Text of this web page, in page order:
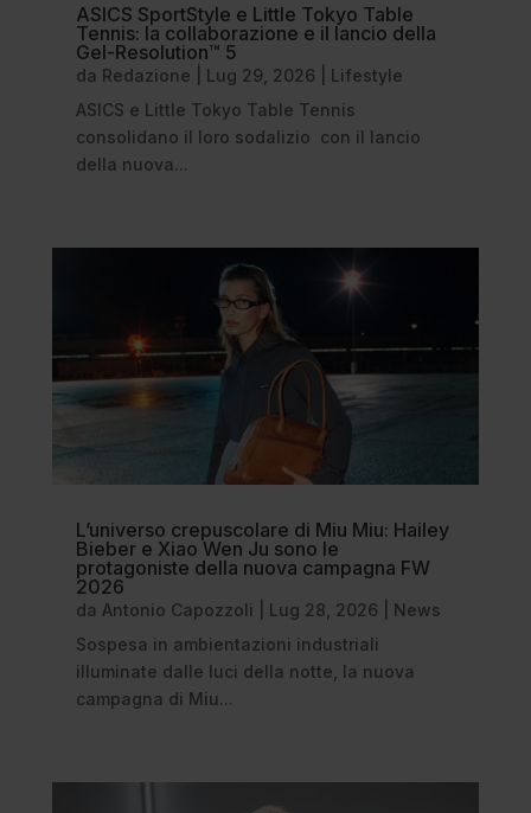
ASICS SportStyle e Little Tokyo Table
Tennis: la collaborazione e il lancio della
Gel-Resolution™ 5
da Redazione Lug 29, 2026
Lifestyle
ASICS e Little Tokyo Table Tennis
consolidano il loro sodalizio con il lancio
della nuova...
L’universo crepuscolare di Miu Miu: Hailey
Bieber e Xiao Wen Ju sono le
protagoniste della nuova campagna FW
2026
da Antonio Capozzoli Lug 28, 2026
News
Sospesa in ambientazioni industriali
illuminate dalle luci della notte, la nuova
campagna di Miu...